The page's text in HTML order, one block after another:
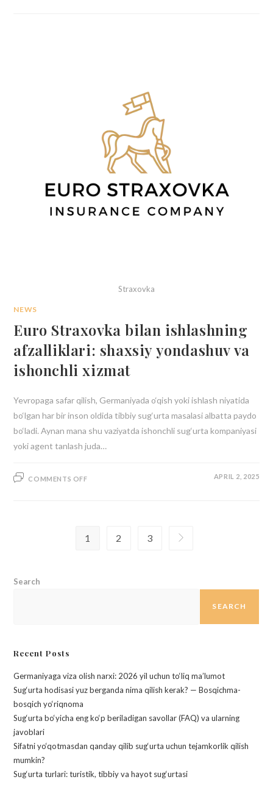
Straxovka
NEWS
Euro Straxovka bilan ishlashning
afzalliklari: shaxsiy yondashuv va
ishonchli xizmat
Yevropaga safar qilish, Germaniyada o‘qish yoki ishlash niyatida
bo‘lgan har bir inson oldida tibbiy sug‘urta masalasi albatta paydo
bo‘ladi. Aynan mana shu vaziyatda ishonchli sug‘urta kompaniyasi
yoki agent tanlash juda…
COMMENTS OFF APRIL 2, 2025
1 2 3
Search
SEARCH
Recent Posts
Germaniyaga viza olish narxi: 2026 yil uchun to‘liq ma’lumot
Sug‘urta hodisasi yuz berganda nima qilish kerak? — Bosqichma-
bosqich yo‘riqnoma
Sug‘urta bo‘yicha eng ko‘p beriladigan savollar (FAQ) va ularning
javoblari
Sifatni yo‘qotmasdan qanday qilib sug‘urta uchun tejamkorlik qilish
mumkin?
Sug‘urta turlari: turistik, tibbiy va hayot sug‘urtasi